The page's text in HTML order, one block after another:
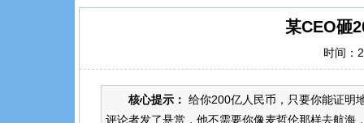
某CEO砸
时间：
核心提示： 给你200亿人民币，只要你能证明
评论者发了悬赏，他不需要你像麦哲伦那样去航